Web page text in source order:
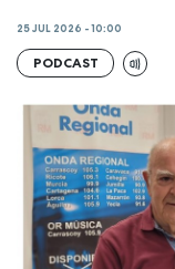
25 JUL 2026 - 10:00
PODCAST